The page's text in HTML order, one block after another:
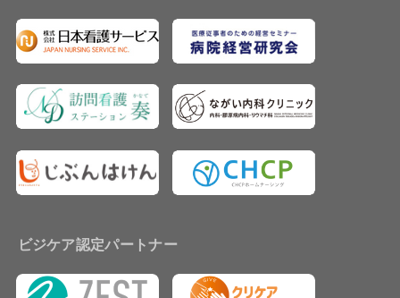
ビジケア認定パートナー